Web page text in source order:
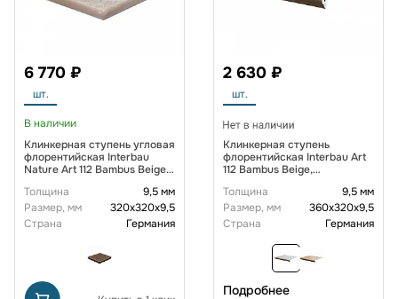
6 770 ₽
шт.
В наличии
Клинкерная ступень угловая
флорентийская Interbau
Nature Art 112 Bambus Beige
Толщина
9,5 мм
Размер, мм
320х320х9,5
Страна
Германия
2 630 ₽
шт.
Клинкерная ступень
флорентийская Interbau Art
112 Bambus Beige,
Толщина
9,5 мм
Размер, мм
360х320х9,5
Страна
Германия
Подробнее